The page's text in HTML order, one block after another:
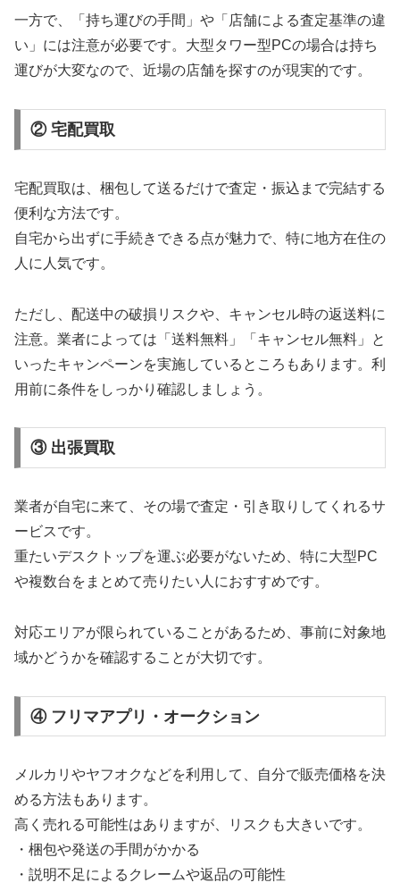
一方で、「持ち運びの手間」や「店舗による査定基準の違
い」には注意が必要です。大型タワー型PCの場合は持ち
運びが大変なので、近場の店舗を探すのが現実的です。
② 宅配買取
宅配買取は、梱包して送るだけで査定・振込まで完結する
便利な方法です。
自宅から出ずに手続きできる点が魅力で、特に地方在住の
人に人気です。
ただし、配送中の破損リスクや、キャンセル時の返送料に
注意。業者によっては「送料無料」「キャンセル無料」と
いったキャンペーンを実施しているところもあります。利
用前に条件をしっかり確認しましょう。
③ 出張買取
業者が自宅に来て、その場で査定・引き取りしてくれるサ
ービスです。
重たいデスクトップを運ぶ必要がないため、特に大型PC
や複数台をまとめて売りたい人におすすめです。
対応エリアが限られていることがあるため、事前に対象地
域かどうかを確認することが大切です。
④ フリマアプリ・オークション
メルカリやヤフオクなどを利用して、自分で販売価格を決
める方法もあります。
高く売れる可能性はありますが、リスクも大きいです。
・梱包や発送の手間がかかる
・説明不足によるクレームや返品の可能性